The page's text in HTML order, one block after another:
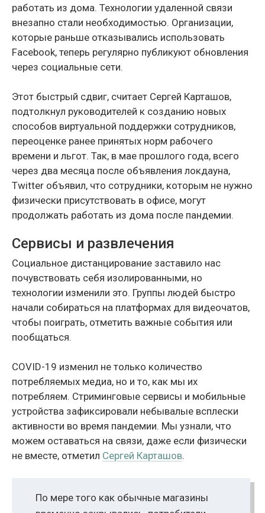
работать из дома. Технологии удаленной связи
внезапно стали необходимостью. Организации,
которые раньше отказывались использовать
Facebook, теперь регулярно публикуют обновления
через социальные сети.
Этот быстрый сдвиг, считает Сергей Карташов,
подтолкнул руководителей к созданию новых
способов виртуальной поддержки сотрудников,
переоценке ранее принятых норм рабочего
времени и льгот. Так, в мае прошлого года, всего
через два месяца после объявления локдауна,
Twitter объявил, что сотрудники, которым не нужно
физически присутствовать в офисе, могут
продолжать работать из дома после пандемии.
Сервисы и развлечения
Социальное дистанцирование заставило нас
почувствовать себя изолированными, но
технологии изменили это. Группы людей быстро
начали собираться на платформах для видеочатов,
чтобы поиграть, отметить важные события или
пообщаться.
COVID-19 изменил не только количество
потребляемых медиа, но и то, как мы их
потребляем. Стриминговые сервисы и мобильные
устройства зафиксировали небывалые всплески
активности во время пандемии. Мы узнали, что
можем оставаться на связи, даже если физически
не вместе, отметил Сергей Карташов.
По мере того как обычные магазины